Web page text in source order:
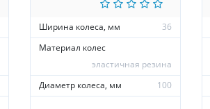
Ширина колеса, мм
36
Материал колес
эластичная резина
Диаметр колеса, мм
100